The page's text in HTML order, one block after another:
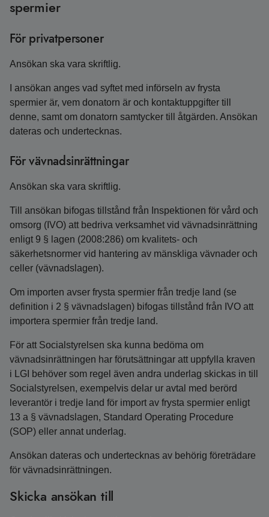
spermier
För privatpersoner
Ansökan ska vara skriftlig.
I ansökan anges vad syftet med införseln av frysta
spermier är, vem donatorn är och kontaktuppgifter till
denne, samt om donatorn samtycker till åtgärden. Ansökan
dateras och undertecknas.
För vävnadsinrättningar
Ansökan ska vara skriftlig.
Till ansökan bifogas tillstånd från Inspektionen för vård och
omsorg (IVO) att bedriva verksamhet vid vävnadsinrättning
enligt 9 § lagen (2008:286) om kvalitets- och
säkerhetsnormer vid hantering av mänskliga vävnader och
celler (vävnadslagen).
Om importen avser frysta spermier från tredje land (se
definition i 2 § vävnadslagen) bifogas tillstånd från IVO att
importera spermier från tredje land.
För att Socialstyrelsen ska kunna bedöma om
vävnadsinrättningen har förutsättningar att uppfylla kraven
i LGI behöver som regel även andra underlag skickas in till
Socialstyrelsen, exempelvis delar ur avtal med berörd
leverantör i tredje land för import av frysta spermier enligt
13 a § vävnadslagen, Standard Operating Procedure
(SOP) eller annat underlag.
Ansökan dateras och undertecknas av behörig företrädare
för vävnadsinrättningen.
Skicka ansökan till